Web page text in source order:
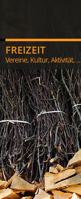
FREIZEIT
Vereine, Kultur, Aktivität, ...